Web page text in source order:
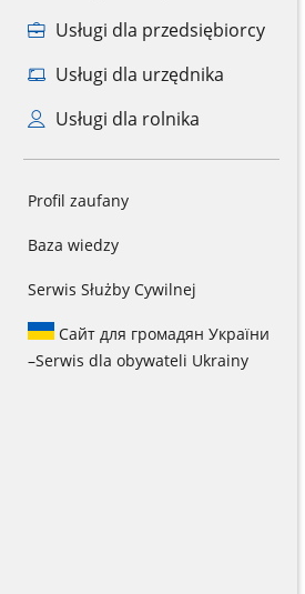
Usługi dla przedsiębiorcy
Usługi dla urzędnika
Usługi dla rolnika
Profil zaufany
Baza wiedzy
Serwis Służby Cywilnej
Сайт для громадян України
–Serwis dla obywateli Ukrainy